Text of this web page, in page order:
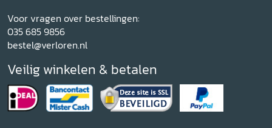
Voor vragen over bestellingen:
035 685 9856
bestel@verloren.nl
Veilig winkelen & betalen